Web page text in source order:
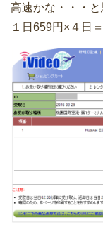
高速かな・・・と
１日659円×４日